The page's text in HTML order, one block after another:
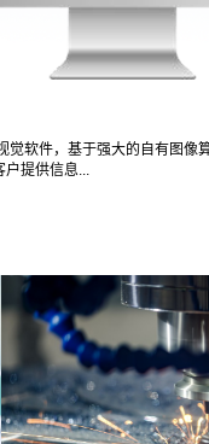
觉软件，基于强大的自有图像
户提供信息...